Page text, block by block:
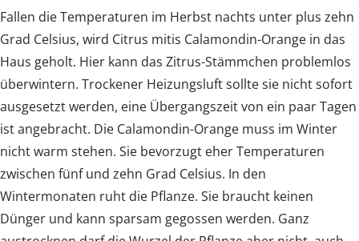
Fallen die Temperaturen im Herbst nachts unter plus zehn
Grad Celsius, wird Citrus mitis Calamondin-Orange in das
Haus geholt. Hier kann das Zitrus-Stämmchen problemlos
überwintern. Trockener Heizungsluft sollte sie nicht sofort
ausgesetzt werden, eine Übergangszeit von ein paar Tagen
ist angebracht. Die Calamondin-Orange muss im Winter
nicht warm stehen. Sie bevorzugt eher Temperaturen
zwischen fünf und zehn Grad Celsius. In den
Wintermonaten ruht die Pflanze. Sie braucht keinen
Dünger und kann sparsam gegossen werden. Ganz